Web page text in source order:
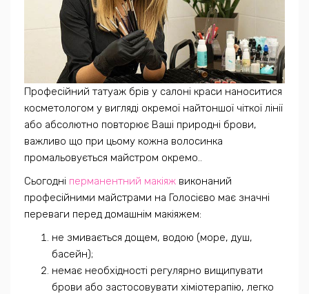
Професійний татуаж брів у салоні краси наноситися
косметологом у вигляді окремої найтоншої чіткої лінії
або абсолютно повторює Ваші природні брови,
важливо що при цьому кожна волосинка
промальовується майстром окремо..
Сьогодні перманентний макіяж виконаний
професійними майстрами на Голосієво має значні
переваги перед домашнім макіяжем:
не змивається дощем, водою (море, душ,
басейн);
немає необхідності регулярно вищипувати
брови або застосовувати хіміотерапію, легко